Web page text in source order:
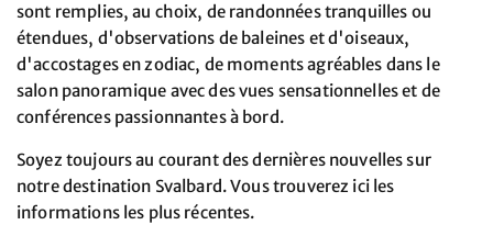
sont remplies, au choix, de randonnées tranquilles ou
étendues, d'observations de baleines et d'oiseaux,
d'accostages en zodiac, de moments agréables dans le
salon panoramique avec des vues sensationnelles et de
conférences passionnantes à bord.
Soyez toujours au courant des dernières nouvelles sur
notre destination Svalbard. Vous trouverez ici les
informations les plus récentes.